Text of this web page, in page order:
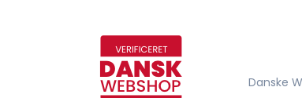
Danske